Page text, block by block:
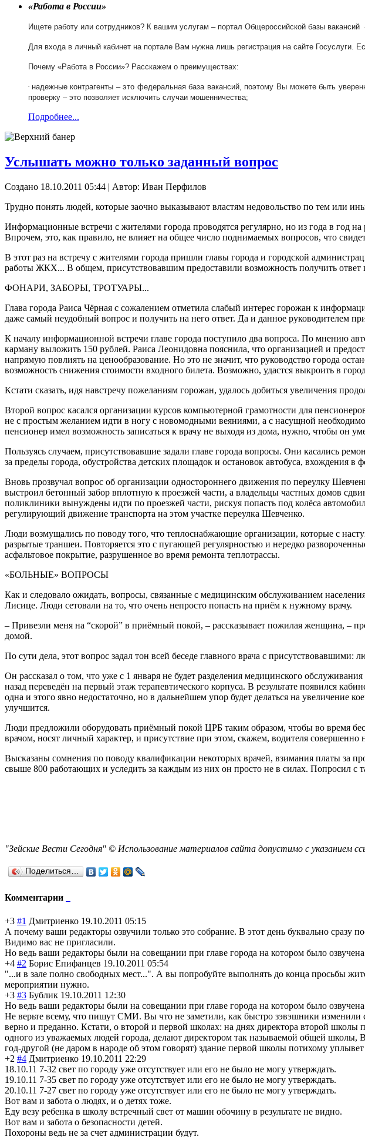
«Работа в России»
Ищете работу или сотрудников? К вашим услугам – портал Общероссийской базы вакансий
Для входа в личный кабинет на портале Вам нужна лишь регистрация на сайте Госуслуги.
Почему «Работа в России»? Расскажем о преимуществах:
· надежные контрагенты – это федеральная база вакансий, поэтому Вы можете быть
проверку – это позволяет исключить случаи мошенничества;
Подробнее...
Услышать можно только заданный вопрос
Создано 18.10.2011 05:44 | Автор: Иван Перфилов
Трудно понять людей, которые заочно выказывают властям недовольство по тем или
Информационные встречи с жителями города проводятся регулярно, но из года в год
Впрочем, это, как правило, не влияет на общее число поднимаемых вопросов, что
В этот раз на встречу с жителями города пришли главы города и городской
работы ЖКХ... В общем, присутствовавшим предоставили возможность получить
ФОНАРИ, ЗАБОРЫ, ТРОТУАРЫ...
Глава города Раиса Чёрная с сожалением отметила слабый интерес горожан к
даже самый неудобный вопрос и получить на него ответ. Да и данное руководителем
К началу информационной встречи главе города поступило два вопроса. По мнению
карману выложить 150 рублей. Раиса Леонидовна пояснила, что организацией и
напрямую повлиять на ценообразование. Но это не значит, что руководство города
возможность снижения стоимости входного билета. Возможно, удастся выкроить в
Кстати сказать, идя навстречу пожеланиям горожан, удалось добиться увеличения
Второй вопрос касался организации курсов компьютерной грамотности для
не с простым желанием идти в ногу с новомодными веяниями, а с насущной
пенсионер имел возможность записаться к врачу не выходя из дома, нужно, чтобы он
Пользуясь случаем, присутствовавшие задали главе города вопросы. Они касались
за пределы города, обустройства детских площадок и остановок автобуса,
Вновь прозвучал вопрос об организации одностороннего движения по переулку
выстроил бетонный забор вплотную к проезжей части, а владельцы частных домов
поликлиники вынуждены идти по проезжей части, рискуя попасть под колёса
регулирующий движение транспорта на этом участке переулка Шевченко.
Люди возмущались по поводу того, что теплоснабжающие организации, которые с
разрытые траншеи. Повторяется это с пугающей регулярностью и нередко
асфальтовое покрытие, разрушенное во время ремонта теплотрассы.
«БОЛЬНЫЕ» ВОПРОСЫ
Как и следовало ожидать, вопросы, связанные с медицинским обслуживанием
Лисице. Люди сетовали на то, что очень непросто попасть на приём к нужному врачу.
– Привезли меня на “скорой” в приёмный покой, – рассказывает пожилая женщина, –
домой.
По сути дела, этот вопрос задал тон всей беседе главного врача с
Он рассказал о том, что уже с 1 января не будет разделения медицинского
назад переведён на первый этаж терапевтического корпуса. В результате появился
одна и этого явно недостаточно, но в дальнейшем упор будет делаться на увеличение
улучшится.
Люди предложили оборудовать приёмный покой ЦРБ таким образом, чтобы во время
врачом, носят личный характер, и присутствие при этом, скажем, водителя
Высказаны сомнения по поводу квалификации некоторых врачей, взимания платы за
свыше 800 работающих и уследить за каждым из них он просто не в силах. Попросил с
"Зейские Вести Сегодня" © Использование материалов сайта допустимо с указанием
Поделиться…
Комментарии
+3 #1 Дмитриенко 19.10.2011 05:15
А почему ваши редакторы озвучили только это собрание. В этот день буквально сразу
Видимо вас не пригласили.
Но ведь ваши редакторы были на совещании при главе города на котором было
+4 #2 Борис Епифанцев 19.10.2011 05:54
"...и в зале полно свободных мест...". А вы попробуйте выполнять до конца просьбы
мероприятии нужно.
+3 #3 Бублик 19.10.2011 12:30
Но ведь ваши редакторы были на совещании при главе города на котором было
Не верьте всему, что пишут СМИ. Вы что не заметили, как быстро зэвэшники
верно и преданно. Кстати, о второй и первой школах: на днях директора второй
одного из уважаемых людей города, делают директором так называемой общей
год-другой (не даром в народе об этом говорят) здание первой школы потихому
+2 #4 Дмитриенко 19.10.2011 22:29
18.10.11 7-32 свет по городу уже отсутствует или его не было не могу утверждать.
19.10.11 7-35 свет по городу уже отсутствует или его не было не могу утверждать.
20.10.11 7-27 свет по городу уже отсутствует или его не было не могу утверждать.
Вот вам и забота о людях, и о детях тоже.
Еду везу ребенка в школу встречный свет от машин обочину в результате не видно.
Вот вам и забота о безопасности детей.
Похороны ведь не за счет администрации будут.